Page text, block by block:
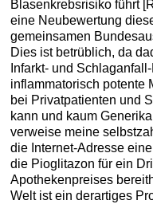
Blasenkrebsrisiko führt
eine Neubewertung
gemeinsamen
Dies ist betrüblich, da
Infarkt- und
inflammatorisch potente
bei Privatpatienten und
kann und kaum
verweise meine
die Internet-Adresse
die Pioglitazon für ein
Apothekenpreises
Welt ist ein derartiges